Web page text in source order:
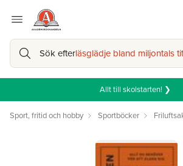
Sök efterläsglädje bland miljontals
Allt till skolstarten! ❯
Sport, fritid och hobby Sportböcker